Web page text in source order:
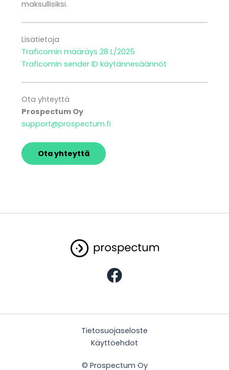
maksullisiksi.
Lisätietoja
Traficomin määräys 28 L/2025
Traficomin sender ID käytännesäännöt
Ota yhteyttä
Prospectum Oy
support@prospectum.fi
Ota yhteyttä
Tietosuojaseloste
Käyttöehdot
© Prospectum Oy